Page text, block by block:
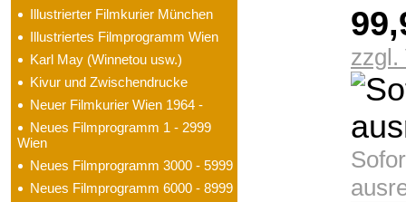
Illustrierter Filmkurier München
Illustriertes Filmprogramm Wien
Karl May (Winnetou usw.)
Kivur und Zwischendrucke
Neuer Filmkurier Wien 1964 -
Neues Filmprogramm 1 - 2999
Wien
Neues Filmprogramm 3000 - 5999
Neues Filmprogramm 6000 - 8999
zzgl.